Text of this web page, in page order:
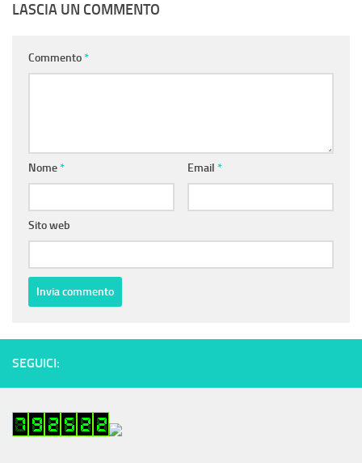
LASCIA UN COMMENTO
Commento*
Nome* Email *
Sito web
SEGUICI: